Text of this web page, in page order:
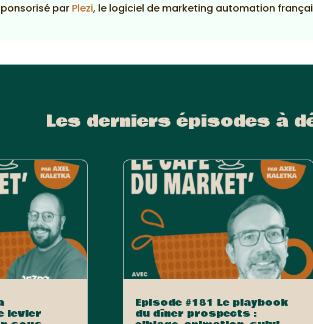
par Plezi, le logiciel de marketing automation
Les derniers épisodes à
levier
Episode #181 Le playbook
du dîner prospects :